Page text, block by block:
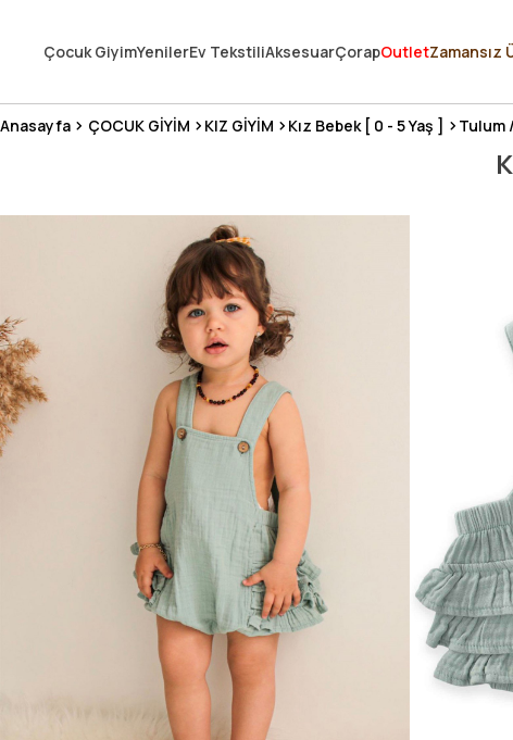
3 MİLYONDAN FAZLA MUTLU MÜŞTERİ ❤️ 10 MİLYON ÜRÜN
Çocuk GiyimYenilerEv TekstiliAksesuarÇorapOutletZamansız
Anasayfa ÇOCUK GİYİM KIZ GİYİM Kız Bebek [ 0 - 5 Yaş ] Tulum /